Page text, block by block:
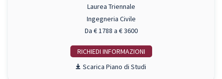
Laurea Triennale
Ingegneria Civile
Da € 1788 a € 3600
RICHIEDI INFO
Piano di Studi